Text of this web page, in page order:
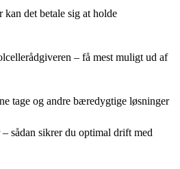
det betale sig at holde
– få mest muligt ud af
tage og andre bæredygtige løsninger
sådan sikrer du optimal drift med